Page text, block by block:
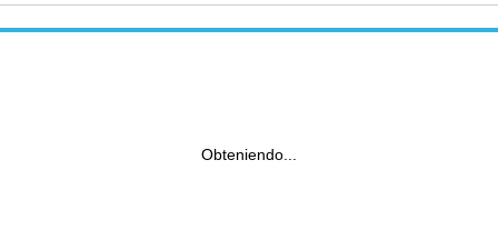
Obteniendo...